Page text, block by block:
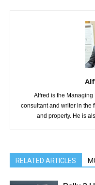
Alfred is the Managing
consultant and writer in the
and property. He is
RELATED ARTICLES